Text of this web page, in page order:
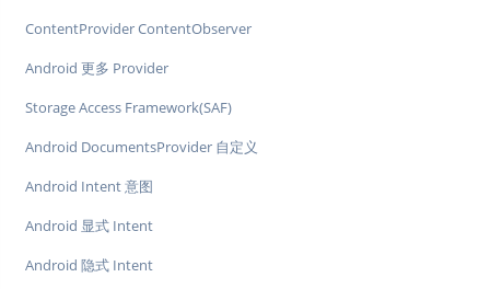
ContentProvider ContentObserver
Android 更多 Provider
Storage Access Framework(SAF)
Android DocumentsProvider 自定义
Android Intent 意图
Android 显式 Intent
Android 隐式 Intent